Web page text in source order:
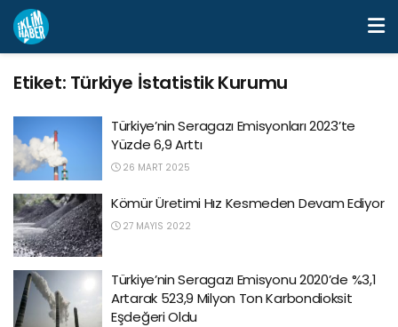
Etiket: Türkiye İstatistik Kurumu
Türkiye’nin Seragazı Emisyonları 2023’te
Yüzde 6,9 Arttı
26 MART 2025
Kömür Üretimi Hız Kesmeden Devam Ediyor
27 MAYIS 2022
Türkiye’nin Seragazı Emisyonu 2020’de %3,1
Artarak 523,9 Milyon Ton Karbondioksit
Eşdeğeri Oldu